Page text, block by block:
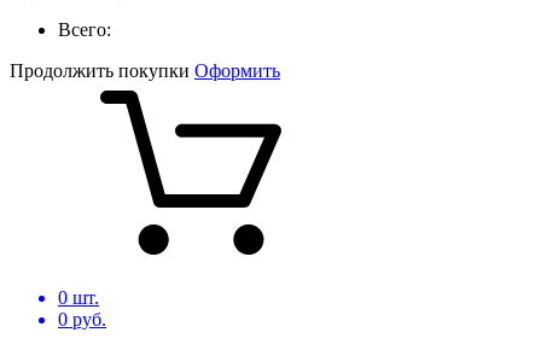
Всего:
Продолжить покупки Оформить
0 шт.
0 руб.